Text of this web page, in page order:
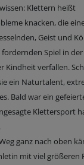
Klettern heißt
knacken, die
Geist und
Spiel in
Kindheit verfallen.
ein Naturtalent,
Bald war ein
Klettersport
ganz nach oben
mit viel größeren